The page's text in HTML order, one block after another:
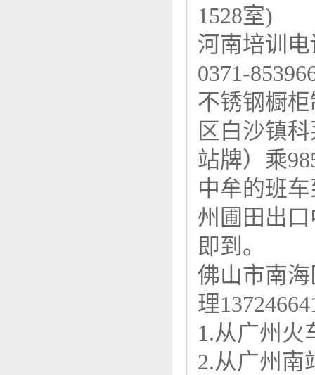
1528室)
河南培训
0371-
不锈钢橱
区白沙镇
站牌）乘
中牟的班
州圃田出
即到。
佛山市南
理
1.从广州火
2.从广州南